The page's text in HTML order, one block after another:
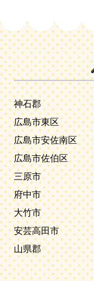
神石郡
広島市東区
広島市安佐南区
広島市佐伯区
三原市
府中市
大竹市
安芸高田市
山県郡